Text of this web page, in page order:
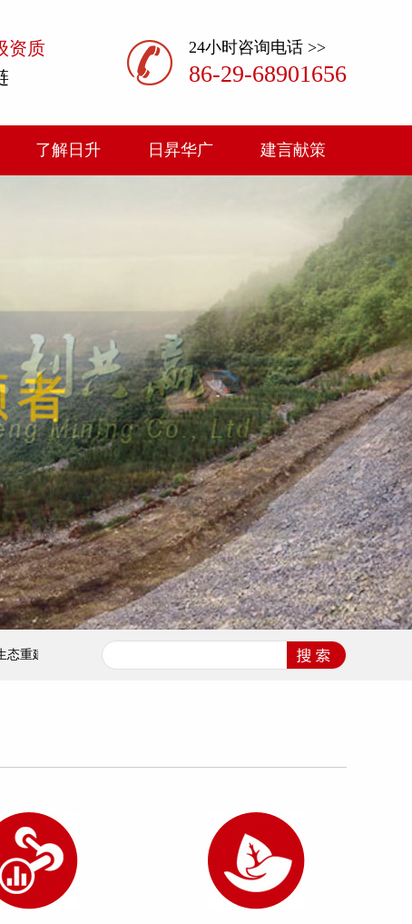
资质
24小时咨询电话 >>
86-29-68901656
了解日升 日昇华广 建言献策
景观设计实践 历史遗留废弃矿山治理的责任界定与追索难题解析